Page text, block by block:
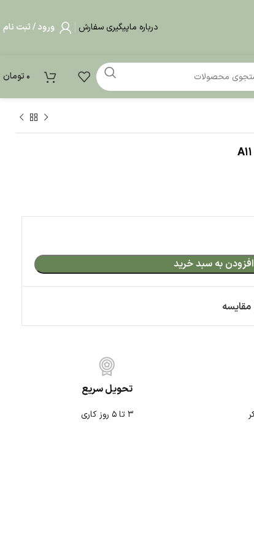
درباره ماپیگیری سفارش ورود / ثبت نام
0تومان
افزودن به سبد خرید
مقایسه
تحویل سریع
۳ تا ۵ روز کاری